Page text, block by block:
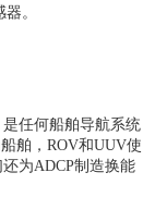
。
任何船舶导航系统
舶，ROV和UUV使
为ADCP制造换能